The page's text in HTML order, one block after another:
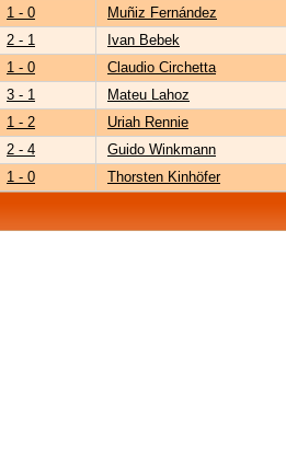
1 - 0 Muñiz Fernández
2 - 1 Ivan Bebek
1 - 0 Claudio Circhetta
3 - 1 Mateu Lahoz
1 - 2 Uriah Rennie
2 - 4 Guido Winkmann
1 - 0 Thorsten Kinhöfer